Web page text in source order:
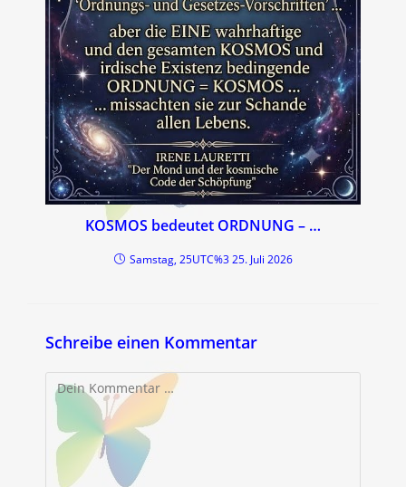
KOSMOS bedeutet ORDNUNG – …
Samstag, 25UTC%3 25. Juli 2026
Schreibe einen Kommentar
Kommentar